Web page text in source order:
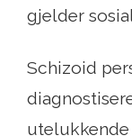
gjelder
Schizoid